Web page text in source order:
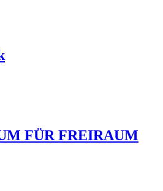
FÜR FREIRAUM